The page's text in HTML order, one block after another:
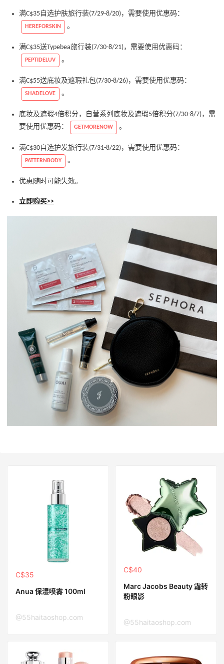
满C$35自选护肤旅行装(7/29-8/20)，需要使用优惠码：
HEREFORSKIN 。
满C$35送Typebea旅行装(7/30-8/21)，需要使用优惠码：
PEPTIDELUV 。
满C$55送底妆及遮瑕礼包(7/30-8/26)，需要使用优惠码：
SHADELOVE 。
底妆及遮瑕4倍积分，自营系列底妆及遮瑕5倍积分(7/30-8/7)，需
要使用优惠码：
GETMORENOW 。
满C$30自选护发旅行装(7/31-8/22)，需要使用优惠码：
PATTERNBODY 。
优惠随时可能失效。
立即购买>>
C$35
Anua 保湿喷雾 100ml
@55haitaoshop.com
C$40
Marc Jacobs Beauty 霜转
粉眼影
@55haitaoshop.com